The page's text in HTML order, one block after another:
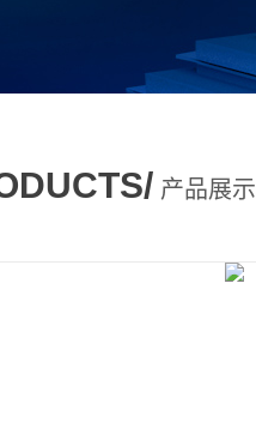
产品展示